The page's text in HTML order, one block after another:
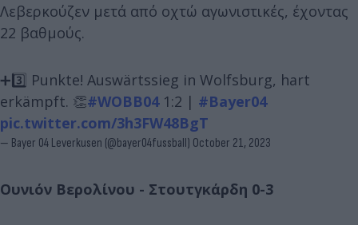
Λεβερκούζεν μετά από οχτώ αγωνιστικές, έχοντας
22 βαθμούς.
➕3️⃣ Punkte! Auswärtssieg in Wolfsburg, hart
erkämpft. 👏#WOBB041:2 | #Bayer04
pic.twitter.com/3h3FW48BgT
— Bayer 04 Leverkusen (@bayer04fussball) October 21, 2023
Ουνιόν Βερολίνου - Στουτγκάρδη 0-3